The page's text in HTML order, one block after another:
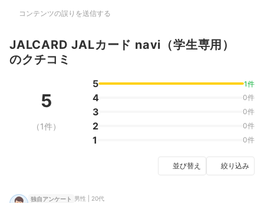
コンテンツの誤りを送信する
JALCARD JALカード navi（学生専用）
のクチコミ
5
（1件）
5 1件
4 0件
3 0件
2 0件
1 0件
並び替え 絞り込み
独自アンケート 男性 | 20代